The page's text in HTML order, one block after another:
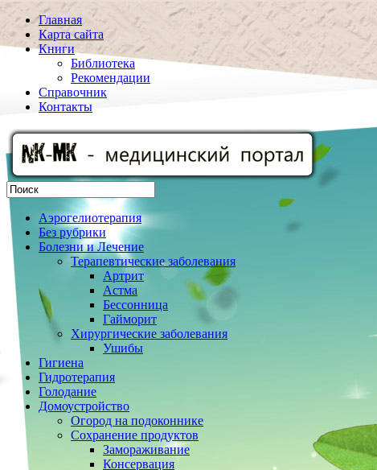
Главная
Карта сайта
Книги
Библиотека
Рекомендации
Справочник
Контакты
Аэрогелиотерапия
Без рубрики
Болезни и Лечение
Терапевтические заболевания
Артрит
Астма
Бессонница
Гайморит
Хирургические заболевания
Ушибы
Гигиена
Гидротерапия
Голодание
Домоустройство
Огород на подоконнике
Сохранение продуктов
Замораживание
Консервация